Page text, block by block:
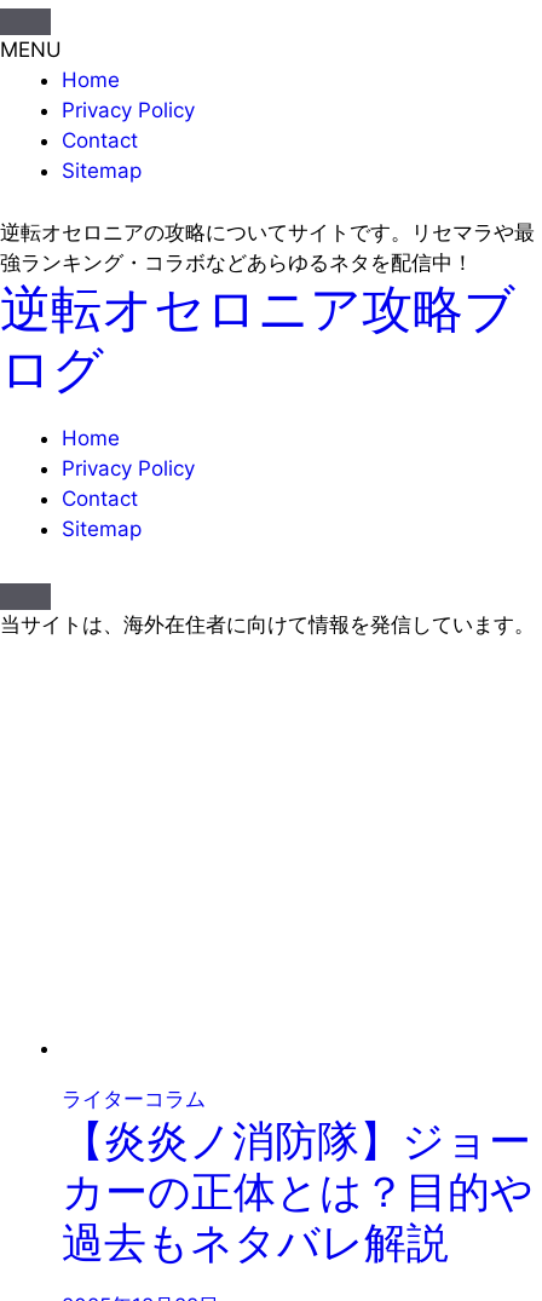
MENU
Home
Privacy Policy
Contact
Sitemap
逆転オセロニアの攻略についてサイトです。リセマラや最
強ランキング・コラボなどあらゆるネタを配信中！
逆転オセロニア攻略ブ
ログ
Home
Privacy Policy
Contact
Sitemap
当サイトは、海外在住者に向けて情報を発信しています。
ライターコラム
【炎炎ノ消防隊】ジョー
カーの正体とは？目的や
過去もネタバレ解説